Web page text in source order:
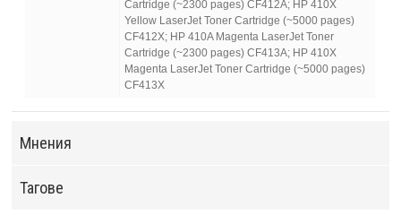
Cartridge (~2300 pages) CF412A; HP 410X
Yellow LaserJet Toner Cartridge (~5000 pages)
CF412X; HP 410A Magenta LaserJet Toner
Cartridge (~2300 pages) CF413A; HP 410X
Magenta LaserJet Toner Cartridge (~5000 pages)
CF413X
Мнения
Тагове